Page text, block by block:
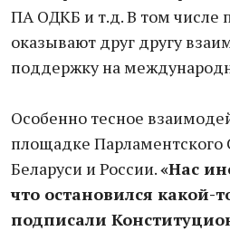
ПА ОДКБ и т.д. В том числе
оказывают друг другу
поддержку на
Особенно тесное
площадке Парламентского
Беларуси и России.«Нас
что остановился какой-
подписали